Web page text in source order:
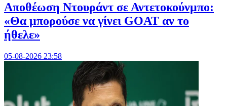
Αποθέωση Ντουράντ σε Αντετοκούνμπο:
«Θα μπορούσε να γίνει GOAT αν το
ήθελε»
05-08-2026 23:58